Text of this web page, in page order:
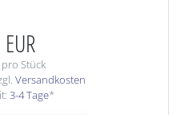
pro Stück
Versandkosten
3-4 Tage*